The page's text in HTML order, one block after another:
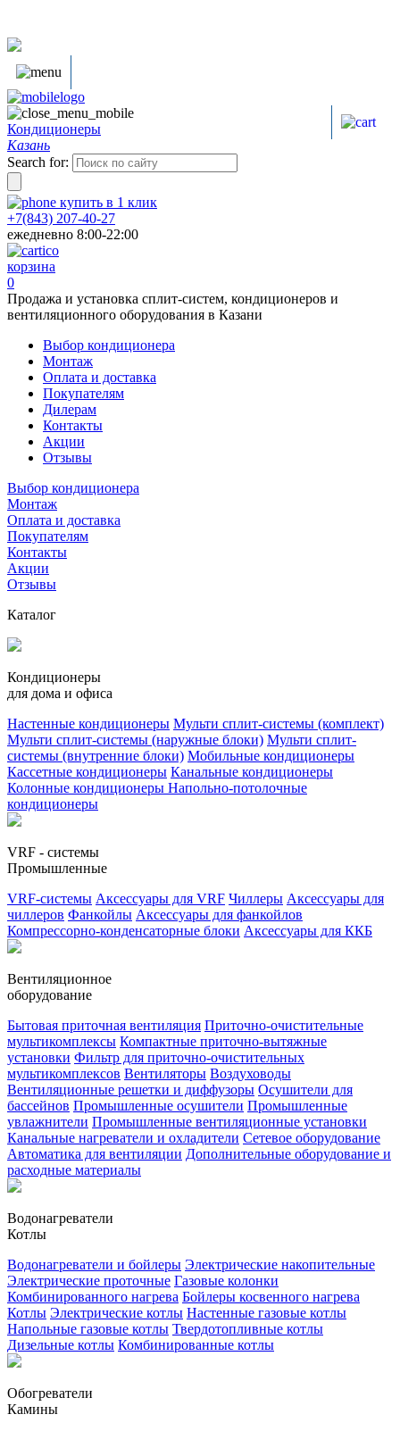
Кондиционеры
Казань
Search for:
купить в 1 клик
+7(843) 207-40-27
ежедневно 8:00-22:00
корзина
0
Продажа и установка сплит-систем, кондиционеров и
вентиляционного оборудования в Казани
Выбор кондиционера
Монтаж
Оплата и доставка
Покупателям
Дилерам
Контакты
Акции
Отзывы
Выбор кондиционера
Монтаж
Оплата и доставка
Покупателям
Контакты
Акции
Отзывы
Каталог
Кондиционеры
для дома и офиса
Настенные кондиционеры Мульти сплит-системы (комплект)
Мульти сплит-системы (наружные блоки) Мульти сплит-
системы (внутренние блоки) Мобильные кондиционеры
Кассетные кондиционеры Канальные кондиционеры
Колонные кондиционеры Напольно-потолочные
кондиционеры
VRF - системы
Промышленные
VRF-системы Аксессуары для VRF Чиллеры Аксессуары для
чиллеров Фанкойлы Аксессуары для фанкойлов
Компрессорно-конденсаторные блоки Аксессуары для ККБ
Вентиляционное
оборудование
Бытовая приточная вентиляция Приточно-очистительные
мультикомплексы Компактные приточно-вытяжные
установки Фильтр для приточно-очистительных
мультикомплексов Вентиляторы Воздуховоды
Вентиляционные решетки и диффузоры Осушители для
бассейнов Промышленные осушители Промышленные
увлажнители Промышленные вентиляционные установки
Канальные нагреватели и охладители Сетевое оборудование
Автоматика для вентиляции Дополнительные оборудование и
расходные материалы
Водонагреватели
Котлы
Водонагреватели и бойлеры Электрические накопительные
Электрические проточные Газовые колонки
Комбинированного нагрева Бойлеры косвенного нагрева
Котлы Электрические котлы Настенные газовые котлы
Напольные газовые котлы Твердотопливные котлы
Дизельные котлы Комбинированные котлы
Обогреватели
Камины